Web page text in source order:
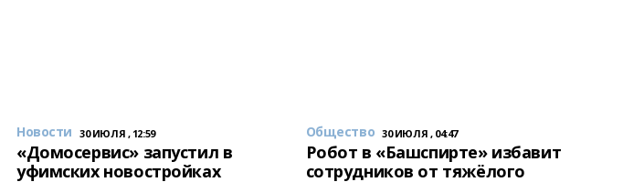
Новости 30 ИЮЛЯ , 12:59
«Домосервис» запустил в
уфимских новостройках
Общество 30 ИЮЛЯ , 04:47
Робот в «Башспирте» избавит
сотрудников от тяжёлого